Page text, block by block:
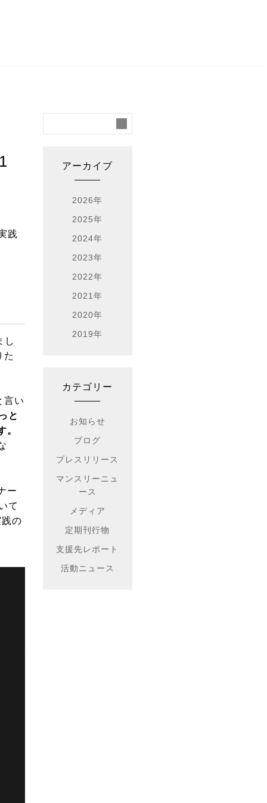
践
し
た
言い
と
。
ー
て
の
アーカイブ
2026年
2025年
2024年
2023年
2022年
2021年
2020年
2019年
カテゴリー
お知らせ
ブログ
プレスリリース
マンスリーニュ
ース
メディア
定期刊行物
支援先レポート
活動ニュース